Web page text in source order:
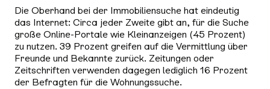
Die Oberhand bei der Immobiliensuche hat eindeutig
das Internet: Circa jeder Zweite gibt an, für die Suche
große Online-Portale wie Kleinanzeigen (45 Prozent)
zu nutzen. 39 Prozent greifen auf die Vermittlung über
Freunde und Bekannte zurück. Zeitungen oder
Zeitschriften verwenden dagegen lediglich 16 Prozent
der Befragten für die Wohnungssuche.